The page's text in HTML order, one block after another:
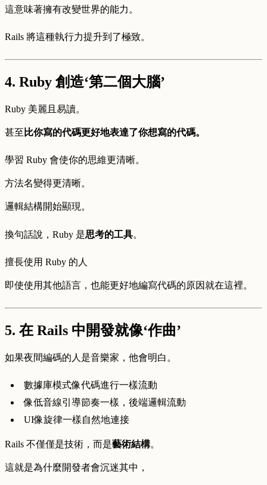
這意味著擁有改變世界的能力。
Rails 將這種執行力提升到了極致。
4. Ruby 創造‘第二個大腦’
Ruby 美麗且易讀。
甚至 比你寫的代碼更好地表達了你想寫的代碼。
學習 Ruby 會使你的思維更清晰。
方法名變得更清晰。
邏輯結構開始顯現。
換句話說，Ruby 是思考的工具。
擅長使用 Ruby 的人
即使使用其他語言，也能更好地編寫代碼的原因就在這裡。
5. 在 Rails 中開發就像‘作曲’
如果夜間編碼的人是音樂家，他會明白。
數據庫模式像代碼進行一樣流動
像低音線引導節奏一樣，後端邏輯流動
UI像旋律一樣自然地連接
Rails 不僅僅是技術，而是藝術結構。
這就是為什麼開發者會沉迷其中，